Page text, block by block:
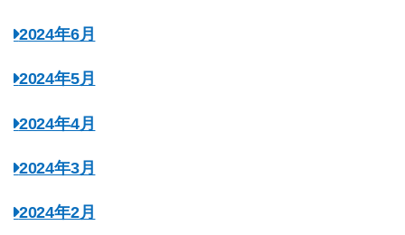
2024年6月
2024年5月
2024年4月
2024年3月
2024年2月